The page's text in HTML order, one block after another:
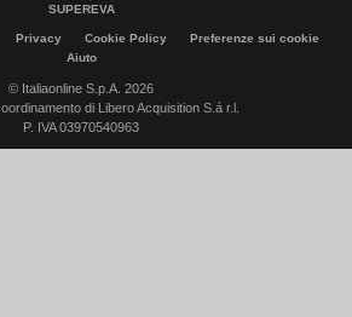
SUPEREVA
Privacy Cookie Policy
Preferenze sui cookie
Aiuto
© Italiaonline S.p.A. 2026
di Libero Acquisition S.á r.l.
P. IVA 03970540963